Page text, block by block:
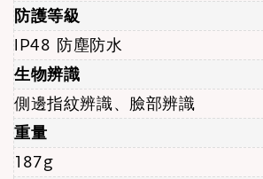
防護等級
IP48 防塵防水
生物辨識
側邊指紋辨識、臉部辨識
重量
187g